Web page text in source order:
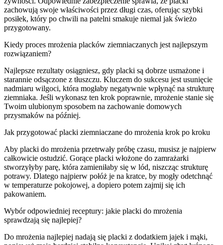
zachowują swoje właściwości przez długi czas, oferując szybki
posiłek, który po chwili na patelni smakuje niemal jak świeżo
przygotowany.
Kiedy proces mrożenia placków ziemniaczanych jest najlepszym
rozwiązaniem?
Najlepsze rezultaty osiągniesz, gdy placki są dobrze usmażone i
starannie odsączone z tłuszczu. Kluczem do sukcesu jest usunięcie
nadmiaru wilgoci, która mogłaby negatywnie wpłynąć na strukturę
ziemniaka. Jeśli wykonasz ten krok poprawnie, mrożenie stanie się
Twoim ulubionym sposobem na zachowanie domowych
przysmaków na później.
Jak przygotować placki ziemniaczane do mrożenia krok po kroku
Aby placki do mrożenia przetrwały próbę czasu, musisz je najpierw
całkowicie ostudzić. Gorące placki włożone do zamrażarki
stworzyłyby parę, która zamieniłaby się w lód, niszcząc strukturę
potrawy. Dlatego najpierw połóż je na kratce, by mogły odetchnąć
w temperaturze pokojowej, a dopiero potem zajmij się ich
pakowaniem.
Wybór odpowiedniej receptury: jakie placki do mrożenia
sprawdzają się najlepiej?
Do mrożenia najlepiej nadają się placki z dodatkiem jajek i mąki,